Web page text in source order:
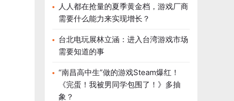
人人都在抢量的夏季黄金档，游戏厂商
需要什么能力来实现增长？
台北电玩展林立涵：进入台湾游戏市场
需要知道的事
“南昌高中生”做的游戏Steam爆红！
《完蛋！我被男同学包围了！》多抽
象？